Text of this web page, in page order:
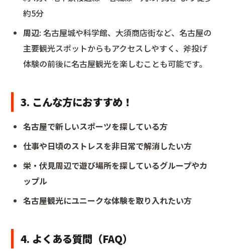
約5分
周辺: 名古屋城や科学館、大須商店街など、名古屋の
主要観光スポットからもアクセスしやすく、斧投げ
体験の前後に名古屋観光を楽しむことも可能です。
3. こんな方におすすめ！
名古屋で新しいスポーツを探している方
仕事や日頃のストレスを非日常で解消したい方
栄・伏見周辺で遊び場所を探しているグループやカ
ップル
名古屋観光にユニークな体験を取り入れたい方
4. よくある質問（FAQ）